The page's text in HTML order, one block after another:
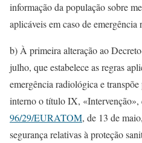
informação da população sobre
aplicáveis em caso de emergência
b) À primeira alteração ao
julho, que estabelece as regras
emergência radiológica e
interno o título IX, «Intervenção»,
96/29/EURATOM, de 13 de
segurança relativas à proteção